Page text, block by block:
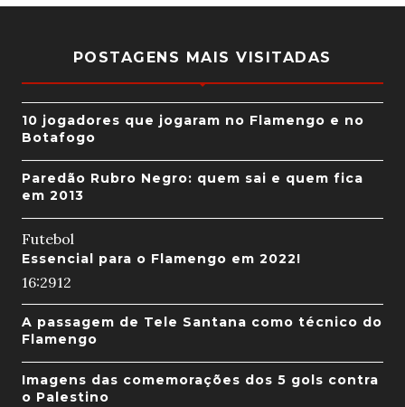
POSTAGENS MAIS VISITADAS
10 jogadores que jogaram no Flamengo e no
Botafogo
Paredão Rubro Negro: quem sai e quem fica
em 2013
Futebol
Essencial para o Flamengo em 2022!
16:2912
A passagem de Tele Santana como técnico do
Flamengo
Imagens das comemorações dos 5 gols contra
o Palestino